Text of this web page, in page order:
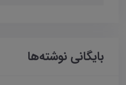
بایگانی نوشته‌ها